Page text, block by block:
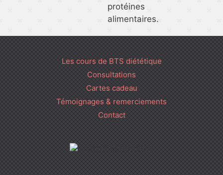
protéines
alimentaires.
Les cours de BTS diététique
Consultations
Cartes cadeau
Témoignages & remerciements
Contact